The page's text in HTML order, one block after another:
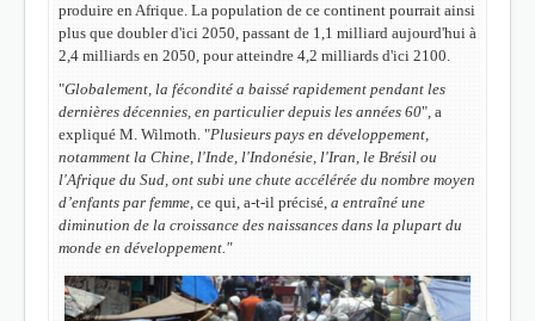
produire en Afrique. La population de ce continent pourrait ainsi
plus que doubler d'ici 2050, passant de 1,1 milliard aujourd'hui à
2,4 milliards en 2050, pour atteindre 4,2 milliards d'ici 2100.
"Globalement, la fécondité a baissé rapidement pendant les
dernières décennies, en particulier depuis les années 60", a
expliqué M. Wilmoth. "Plusieurs pays en développement,
notamment la Chine, l'Inde, l'Indonésie, l'Iran, le Brésil ou
l'Afrique du Sud, ont subi une chute accélérée du nombre moyen
d’enfants par femme, ce qui, a-t-il précisé, a entraîné une
diminution de la croissance des naissances dans la plupart du
monde en développement."